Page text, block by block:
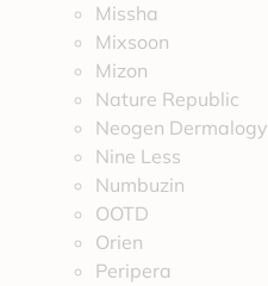
Missha
Mixsoon
Mizon
Nature Republic
Neogen Dermalogy
Nine Less
Numbuzin
OOTD
Orien
Peripera